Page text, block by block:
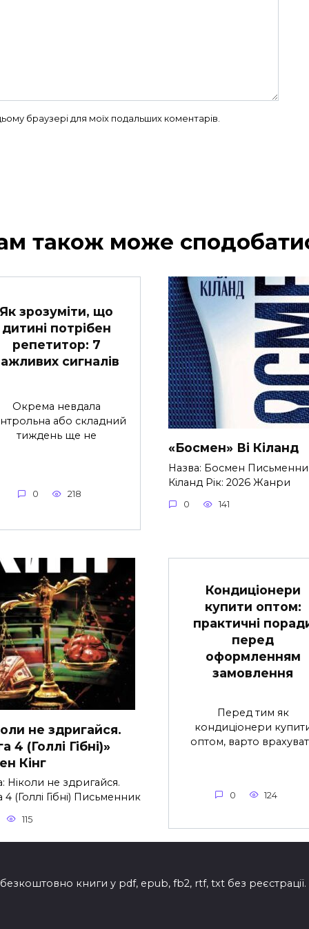
браузері для моїх подальших коментарів.
також може
Як зрозуміти, що
дитині потрібен
репетитор: 7
сигналів
Окрема невдала
або складний
тиждень ще не
0 218
«Босмен» Ві Кіланд
Назва: Босмен
Кіланд Рік: 2026 Жанри
0 141
не здригайся.
4 (Голлі Гібні)»
Кінг
Ніколи не здригайся.
4 (Голлі Гібні) Письменник
115
Кондиціонери
купити оптом:
практичні
перед
оформленням
замовлення
Перед тим як
кондиціонери
оптом, варто
0 124
книги у pdf, epub, fb2, rtf, txt без реєстрації.